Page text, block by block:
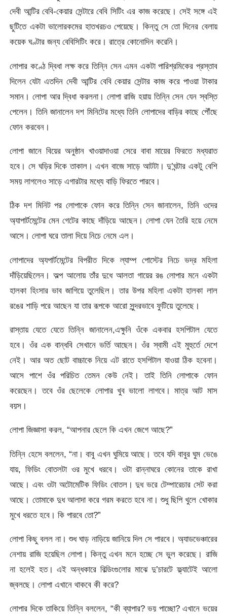
দেবী আন্টির বেবি-কেয়ার সেন্টারে বেবি সিটিং এর কাজ করেছে। সেই সঙ্গে এই
ছুটিতে একটা ভালোরকমের হাতখরচও পেয়েছে। কিন্তু সে তো দিনের বেলায়
কয়েক ঘণ্টার জন্য বেবিসিটিং করে। রাত্রে কোনোদিন করেনি।
লোপার কণ্ঠে দ্বিধা লক্ষ করে তিন্নি সেন এমন একটা পারিশ্রমিকের প্রস্তাব
দিলেন যেটা এতদিন দেবী আন্টির বেবি কেয়ার সেন্টার কাজ করে পাওয়া টাকার
সমান। লোপা আর দ্বিধা করলনা। লোপা রাজি হয়ায় তিন্নি সেন যেন স্বস্তি
পেলেন। তিনি জানালেন দশ মিনিটের মধ্যে তিনি লোপাদের বাড়ির কাছে পৌঁছে
ফোন করবেন।
লোপা জানে বিয়ের অনুষ্ঠান খাওয়াদাওয়া সেরে বাবা মায়ের ফিরতে মধ্যরাত
হবে। সে ঘড়ির দিকে তাকাল। এখন বাজে সাড়ে আটটা। দু’ঘন্টার একটু বেশি
সময় লাগলেও সাড়ে এগারটার মধ্যে বাড়ি ফিরতে পারবে।
ঠিক দশ মিনিট পর লোপাকে ফোন করে তিন্নি সেন জানালেন, তিনি ওদের
অ্যাপার্টমেন্টের মেন গেটের কাছে দাঁড়িয়ে আছেন। লোপা যেন তৈরি হয়ে নেমে
আসে। লোপা ঘরে তালা দিয়ে নিচে নেমে এল।
লোপাদের অ্যপার্টমেন্টের বিপরীত দিকে ল্যাম্প পোস্টের নিচে ভদ্র মহিলা
দাঁড়িয়েছিলেন। অল্প আলোয় তাঁর দুধে আলতা গায়ের রঙ লোপার মনে একটা
হালকা হিংসার ভাব জাগিয়ে তুলেছিল। তার উপর মহিলা একটা হালকা লাল
রঙের শাড়ি পরে আছেন যা তার রূপকে আরো সুন্দরভাবে ফুটিয়ে তুলেছে।
রাস্তায় যেতে যেতে তিন্নি জানালেন,এক্ষুনি ওঁকে একবার হসপিটাল যেতে
হবে। ওঁর এক বান্ধবি সেখানে ভর্তি আছেন। ওঁর স্বামী এই মুহুর্তে দেশে
নেই। আর অত ছোট বাচ্চাকে নিয়ে এট রাতে হসপিটাল যাওয়া ঠিক হবেনা।
আসে পাশে ওঁর পরিচিত তেমন কেউ নেই। তাই তিনি লোপাকে ফোন
করেছেন। তবে ওঁর ছেলেকে লোপার খুব ভালো লাগবে। মাত্র আট মাস
বয়স।
লোপা জিজ্ঞাসা করল, “আপনার ছেলে কি এখন জেগে আছে?”
তিন্নি হেসে বললেন, “না। বাবু এখন ঘুমিয়ে আছে। তবে যদি বাবুর ঘুম ভেঙে
যায়, ফিডিং বোতলটা ওর মুখে ধরবে। ওটা রান্নাঘরে কোনের তাকে রাখা
আছে। এবং ওটা অটোমেটিক ফিডিং বোতল। দুধ ভরে টেম্পারেচার সেট করা
আছে। তোমাকে দুধ আলাদা করে গরম করতে হবে না। শুধু ছিপি খুলে খোকার
মুখে ধরতে হবে। কি পারবে তো?”
লোপা কিছু বলল না। শুধ ঘাড় নাড়িয়ে জানিয়ে দিল সে পারবে। অ্যাডভেঞ্চারের
নেশায় রাজি হয়েছিল লোপা। কিন্তু এখন মনে হচ্ছে সে ভুল করেছে। রাজি
না হলেই হত। এই অন্ধকারে বিল্ডিংগুলোর মাঝে দু’চারটে ফ্ল্যাটেই আলো
জ্বলছে। লোপা এখানে থাকবে কী করে?
লোপার দিকে তাকিয়ে তিন্নি বললেন, “কী ব্যাপার? ভয় পাচ্ছো? এখানে ভয়ের